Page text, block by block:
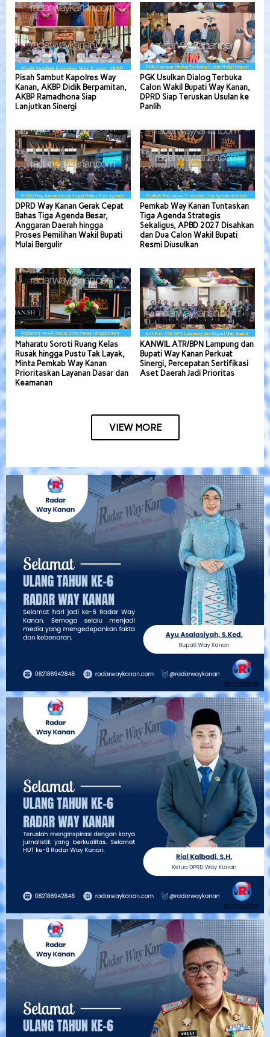
Pisah Sambut Kapolres Way
Kanan, AKBP Didik Berpamitan,
AKBP Ramadhona Siap
Lanjutkan Sinergi
PGK Usulkan Dialog Terbuka
Calon Wakil Bupati Way Kanan,
DPRD Siap Teruskan Usulan ke
Panlih
DPRD Way Kanan Gerak Cepat
Bahas Tiga Agenda Besar,
Anggaran Daerah hingga
Proses Pemilihan Wakil Bupati
Mulai Bergulir
Pemkab Way Kanan Tuntaskan
Tiga Agenda Strategis
Sekaligus, APBD 2027 Disahkan
dan Dua Calon Wakil Bupati
Resmi Diusulkan
Maharatu Soroti Ruang Kelas
Rusak hingga Pustu Tak Layak,
Minta Pemkab Way Kanan
Prioritaskan Layanan Dasar dan
Keamanan
KANWIL ATR/BPN Lampung dan
Bupati Way Kanan Perkuat
Sinergi, Percepatan Sertifikasi
Aset Daerah Jadi Prioritas
VIEW MORE